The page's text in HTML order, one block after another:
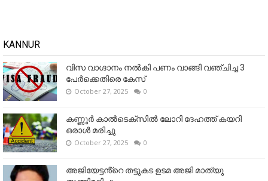
KANNUR
വിസ വാഗ്ദാനം നൽകി പണം വാങ്ങി വഞ്ചിച്ച 3
പേർക്കെതിരെ കേസ്
October 27, 2025 0
കണ്ണൂര്‍ കാല്‍ടെക്‌സില്‍ ലോറി ദേഹത്ത് കയറി
ഒരാള്‍ മരിച്ചു
October 27, 2025 0
അജിയേട്ടൻ്റെ തട്ടുകട ഉടമ അജി മാത്യു